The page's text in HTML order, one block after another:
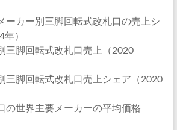
ーカー別三脚回転式改札口の売上シ
）
三脚回転式改札口売上（2020
三脚回転式改札口売上シェア（2020
の世界主要メーカーの平均価格